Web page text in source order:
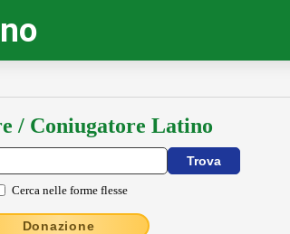
/ Coniugatore Latino
Cerca nelle forme flesse
Donazione